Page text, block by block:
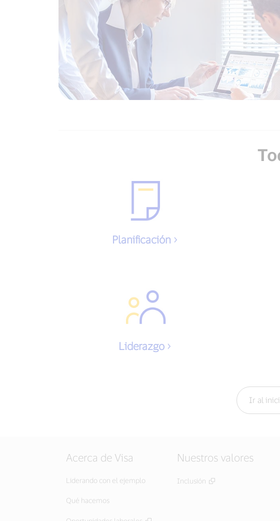
Planificación
Liderazgo
Ir al
Acerca de Visa
Liderando con el ejemplo
Qué hacemos
Nuestros valores
Inclusión